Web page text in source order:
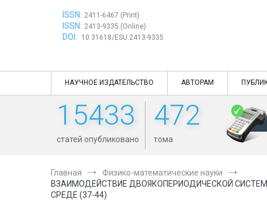
ISSN: 2411-6467 (Print)
ISSN: 2413-9335 (Online)
DOI: 10.31618/ESU.2413-9335
НАУЧНОЕ ИЗДАТЕЛЬСТВО АВТОРАМ
15433
статей опубликовано
472
тома
Главная
Физико-математические науки
ВЗАИМОДЕЙСТВИЕ ДВОЯКОПЕРИОДИЧЕСКОЙ
СРЕДЕ (37-44)